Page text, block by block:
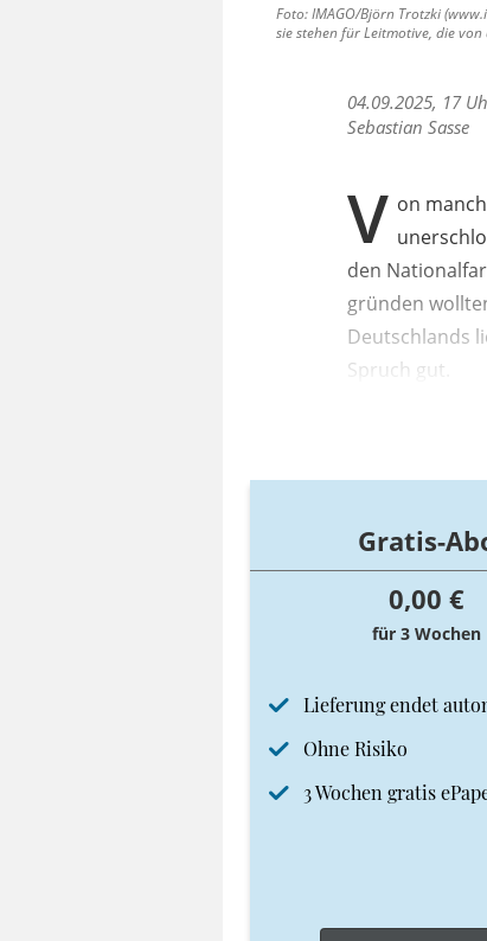
Foto: IMAGO/Björn Trotzki
sie stehen für Leitmotive, die
04.09.2025, 17
Sebastian Sasse
V on
den
gründen
Deutschlands
Spruch gut.
Gratis-
0,00 €
für 3 Wochen
Lieferung endet
Ohne Risiko
3 Wochen gratis